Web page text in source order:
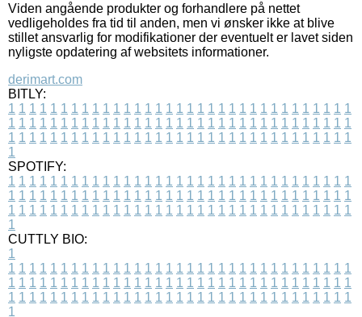
Viden angående produkter og forhandlere på nettet
vedligeholdes fra tid til anden, men vi ønsker ikke at blive
stillet ansvarlig for modifikationer der eventuelt er lavet siden
nyligste opdatering af websitets informationer.
derimart.com
BITLY:
1 1 1 1 1 1 1 1 1 1 1 1 1 1 1 1 1 1 1 1 1 1 1 1 1 1 1 1 1 1 1 1 1
1 1 1 1 1 1 1 1 1 1 1 1 1 1 1 1 1 1 1 1 1 1 1 1 1 1 1 1 1 1 1 1 1
1 1 1 1 1 1 1 1 1 1 1 1 1 1 1 1 1 1 1 1 1 1 1 1 1 1 1 1 1 1 1 1 1
1
SPOTIFY:
1 1 1 1 1 1 1 1 1 1 1 1 1 1 1 1 1 1 1 1 1 1 1 1 1 1 1 1 1 1 1 1 1
1 1 1 1 1 1 1 1 1 1 1 1 1 1 1 1 1 1 1 1 1 1 1 1 1 1 1 1 1 1 1 1 1
1 1 1 1 1 1 1 1 1 1 1 1 1 1 1 1 1 1 1 1 1 1 1 1 1 1 1 1 1 1 1 1 1
1
CUTTLY BIO:
1
1 1 1 1 1 1 1 1 1 1 1 1 1 1 1 1 1 1 1 1 1 1 1 1 1 1 1 1 1 1 1 1 1
1 1 1 1 1 1 1 1 1 1 1 1 1 1 1 1 1 1 1 1 1 1 1 1 1 1 1 1 1 1 1 1 1
1 1 1 1 1 1 1 1 1 1 1 1 1 1 1 1 1 1 1 1 1 1 1 1 1 1 1 1 1 1 1 1 1
1